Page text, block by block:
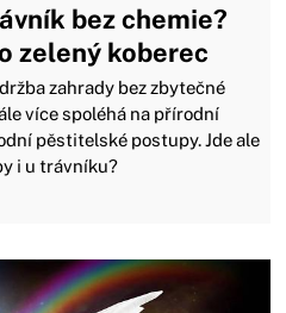
bez chemie?
zelený koberec
zahrady bez zbytečné
více spoléhá na přírodní
pěstitelské postupy. Jde ale
i u trávníku?